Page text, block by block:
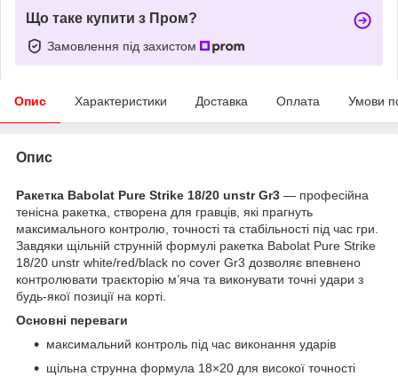
Що таке купити з Пром?
Замовлення під захистом
Опис Характеристики Доставка Оплата Умови
Опис
Ракетка Babolat Pure Strike 18/20 unstr Gr3 — професійна
тенісна ракетка, створена для гравців, які прагнуть
максимального контролю, точності та стабільності під час гри.
Завдяки щільній струнній формулі ракетка Babolat Pure Strike
18/20 unstr white/red/black no cover Gr3 дозволяє впевнено
контролювати траєкторію м’яча та виконувати точні удари з
будь-якої позиції на корті.
Основні переваги
максимальний контроль під час виконання ударів
щільна струнна формула 18×20 для високої точності